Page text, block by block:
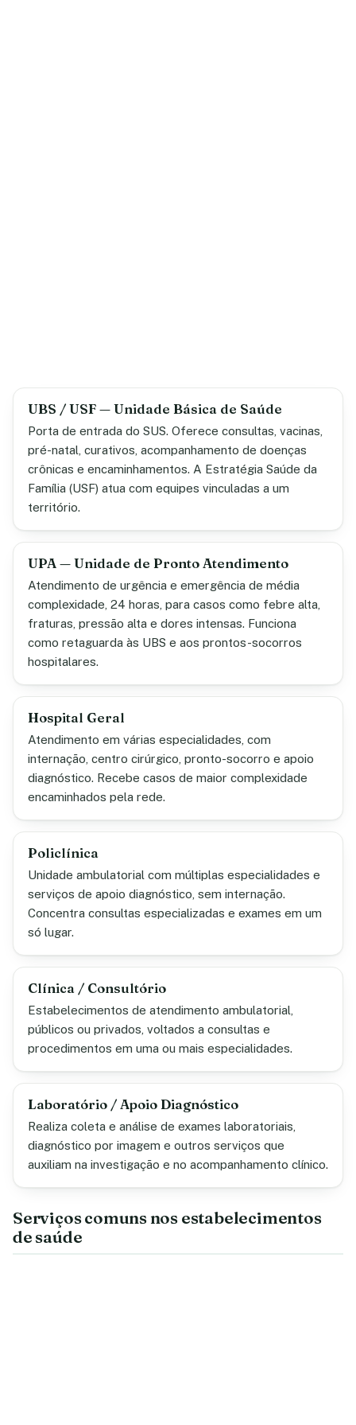
UBS / USF — Unidade Básica de Saúde
Porta de entrada do SUS. Oferece consultas, vacinas,
pré-natal, curativos, acompanhamento de doenças
crônicas e encaminhamentos. A Estratégia Saúde da
Família (USF) atua com equipes vinculadas a um
território.
UPA — Unidade de Pronto Atendimento
Atendimento de urgência e emergência de média
complexidade, 24 horas, para casos como febre alta,
fraturas, pressão alta e dores intensas. Funciona
como retaguarda às UBS e aos prontos-socorros
hospitalares.
Hospital Geral
Atendimento em várias especialidades, com
internação, centro cirúrgico, pronto-socorro e apoio
diagnóstico. Recebe casos de maior complexidade
encaminhados pela rede.
Policlínica
Unidade ambulatorial com múltiplas especialidades e
serviços de apoio diagnóstico, sem internação.
Concentra consultas especializadas e exames em um
só lugar.
Clínica / Consultório
Estabelecimentos de atendimento ambulatorial,
públicos ou privados, voltados a consultas e
procedimentos em uma ou mais especialidades.
Laboratório / Apoio Diagnóstico
Realiza coleta e análise de exames laboratoriais,
diagnóstico por imagem e outros serviços que
auxiliam na investigação e no acompanhamento clínico.
Serviços comuns nos estabelecimentos
de saúde